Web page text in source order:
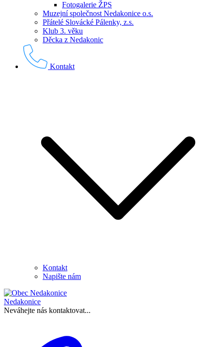
Fotogalerie ŽPS
Muzejní společnost Nedakonice o.s.
Přátelé Slovácké Pálenky, z.s.
Klub 3. věku
Děcka z Nedakonic
Kontakt
Kontakt
Napište nám
Nedakonice
Neváhejte nás kontaktovat...